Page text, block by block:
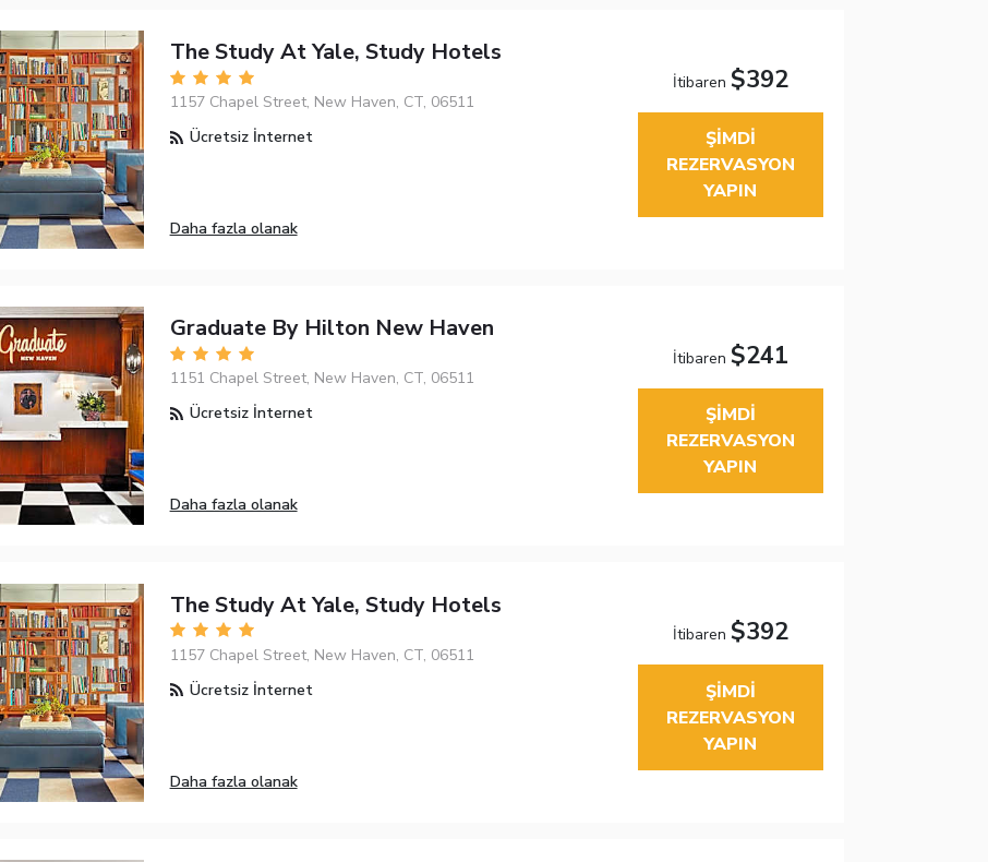
The Study At Yale, Study Hotels
1157 Chapel Street, New Haven, CT, 06511
Ücretsiz İnternet
Daha fazla olanak
İtibaren $392
ŞIMDI
REZERVASYON
YAPIN
Graduate By Hilton New Haven
1151 Chapel Street, New Haven, CT, 06511
Ücretsiz İnternet
Daha fazla olanak
İtibaren $241
ŞIMDI
REZERVASYON
YAPIN
The Study At Yale, Study Hotels
1157 Chapel Street, New Haven, CT, 06511
Ücretsiz İnternet
Daha fazla olanak
İtibaren $392
ŞIMDI
REZERVASYON
YAPIN